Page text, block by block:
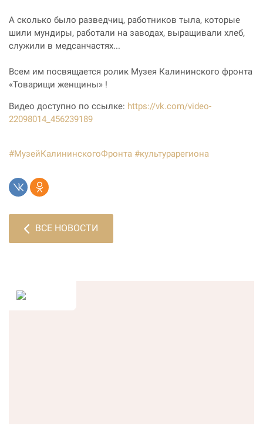
А сколько было разведчиц, работников тыла, которые
шили мундиры, работали на заводах, выращивали хлеб,
служили в медсанчастях...
Всем им посвящается ролик Музея Калининского фронта
«Товарищи женщины» !
Видео доступно по ссылке: https://vk.com/video-
22098014_456239189
#МузейКалининскогоФронта #культурарегиона
ВСЕ НОВОСТИ